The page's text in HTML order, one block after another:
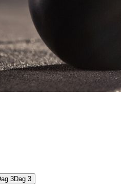
3Dag 3